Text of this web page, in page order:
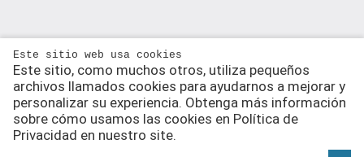
Este sitio web usa cookies
Este sitio, como muchos otros, utiliza pequeños
archivos llamados cookies para ayudarnos a mejorar y
personalizar su experiencia. Obtenga más información
sobre cómo usamos las cookies en Política de
Privacidad en nuestro site.